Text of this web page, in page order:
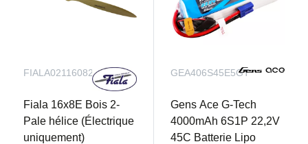
FIALA021160821
Fiala 16x8E Bois 2-
Pale hélice (Électrique
uniquement)
GEA406S45E5GT
Gens Ace G-Tech
4000mAh 6S1P 22,2V
45C Batterie Lipo